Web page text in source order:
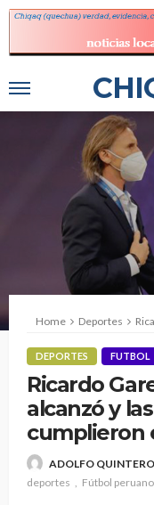
Home Deportes
DEPORTES FUTBOL
Ricardo
alcanzó y
cumplieron
ADOLFO
deportes
Fútbol peruano